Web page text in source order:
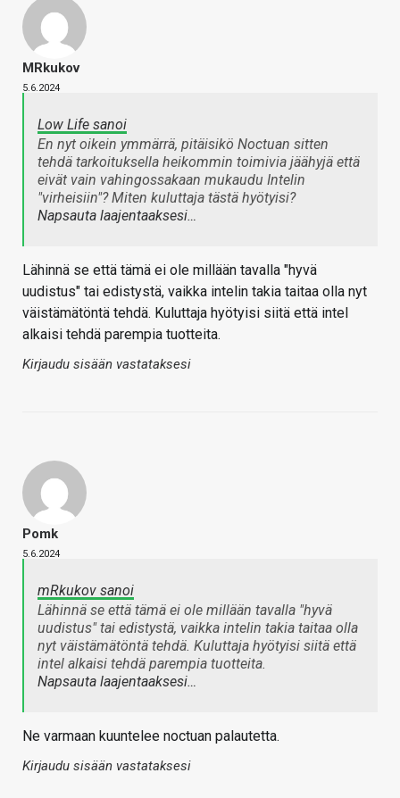
MRkukov
5.6.2024
Low Life sanoi
En nyt oikein ymmärrä, pitäisikö Noctuan sitten
tehdä tarkoituksella heikommin toimivia jäähyjä että
eivät vain vahingossakaan mukaudu Intelin
"virheisiin"? Miten kuluttaja tästä hyötyisi?
Napsauta laajentaaksesi…
Lähinnä se että tämä ei ole millään tavalla "hyvä
uudistus" tai edistystä, vaikka intelin takia taitaa olla nyt
väistämätöntä tehdä. Kuluttaja hyötyisi siitä että intel
alkaisi tehdä parempia tuotteita.
Kirjaudu sisään vastataksesi
Pomk
5.6.2024
mRkukov sanoi
Lähinnä se että tämä ei ole millään tavalla "hyvä
uudistus" tai edistystä, vaikka intelin takia taitaa olla
nyt väistämätöntä tehdä. Kuluttaja hyötyisi siitä että
intel alkaisi tehdä parempia tuotteita.
Napsauta laajentaaksesi…
Ne varmaan kuuntelee noctuan palautetta.
Kirjaudu sisään vastataksesi